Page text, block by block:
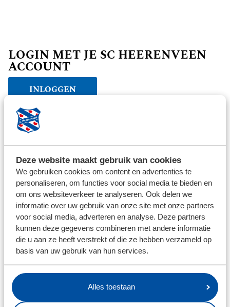
Deze website maakt gebruik van cookies
We gebruiken cookies om content en advertenties te
personaliseren, om functies voor social media te bieden en
om ons websiteverkeer te analyseren. Ook delen we
informatie over uw gebruik van onze site met onze partners
voor social media, adverteren en analyse. Deze partners
kunnen deze gegevens combineren met andere informatie
die u aan ze heeft verstrekt of die ze hebben verzameld op
basis van uw gebruik van hun services.
Alles toestaan
LOGIN MET JE SC HEERENVEEN
ACCOUNT
INLOGGEN
Verder winkelen